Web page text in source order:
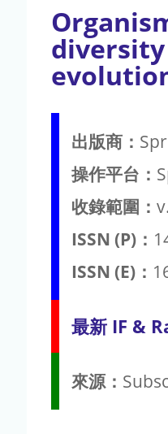
出版商：
操作平台：
收錄範圍：
ISSN (P)：
ISSN (E)：
最新 IF &
來源：